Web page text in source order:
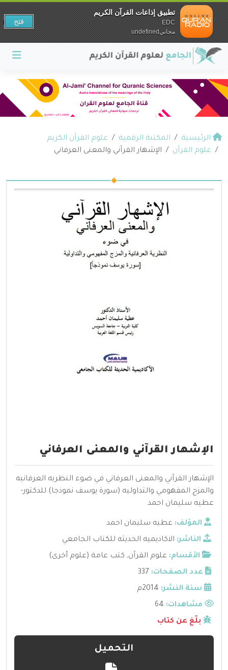
الرئيسية المكتبة الرقمية
علوم القرآن الكريم
علوم القرآن
الإشهار القرآني والمعنى العرفاني
الإشهار القرآني والمعنى العرفاني
الإشهار القرآني والمعنى العرفاني في ضوء النظريه العرفانيه
والمزج المفهومي والتداوليه (سورة يوسف نموذجا) للدكتور-
عطيه سليمان احمد
المؤلف: عطيه سليمان احمد
الناشر: الاكاديميه الحديثه للكتاب الجامعي
الأقسام: علوم القرآن, كتب عامة (علوم أخرى)
عدد الصفحات: 337
سنة النشر: 2014م
مشاهدات:
بلّغ عن كتاب
التحميل
تطبيق إذاعات القرآن الكريم
EDC
مجانيundefined
فتح